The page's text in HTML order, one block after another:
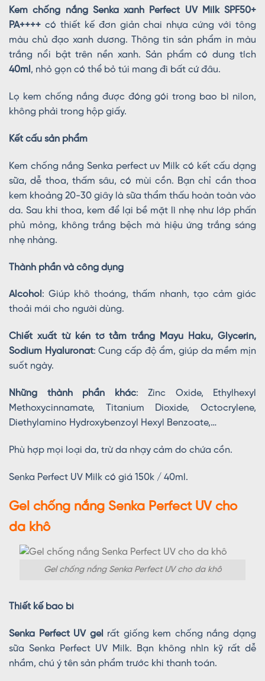
Kem chống nắng Senka xanh Perfect UV Milk SPF50+
PA++++ có thiết kế đơn giản chai nhựa cứng với tông
màu chủ đạo xanh dương. Thông tin sản phẩm in màu
trắng nổi bật trên nền xanh. Sản phẩm có dung tích
40ml , nhỏ gọn có thể bỏ túi mang đi bất cứ đâu.
Lọ kem chống nắng được đóng gói trong bao bì nilon,
không phải trong hộp giấy.
Kết cấu sản phẩm
Kem chống nắng Senka perfect uv Milk có kết cấu dạng
sữa, dễ thoa, thấm sâu, có mùi cồn. Bạn chỉ cần thoa
kem khoảng 20-30 giây là sữa thẩm thấu hoàn toàn vào
da. Sau khi thoa, kem để lại bề mặt lì nhẹ như lớp phấn
phủ mỏng, không trắng bệch mà hiệu ứng trắng sáng
nhẹ nhàng.
Thành phần và công dụng
Alcohol : Giúp khô thoáng, thấm nhanh, tạo cảm giác
thoải mái cho người dùng.
Chiết xuất từ kén tơ tằm trắng Mayu Haku, Glycerin,
Sodium Hyaluronat: Cung cấp độ ẩm, giúp da mềm mịn
suốt ngày.
Những thành phần khác: Zinc Oxide, Ethylhexyl
Methoxycinnamate, Titanium Dioxide, Octocrylene,
Diethylamino Hydroxybenzoyl Hexyl Benzoate,…
Phù hợp mọi loại da, trừ da nhạy cảm do chứa cồn.
Senka Perfect UV Milk có giá 150k / 40ml.
Gel chống nắng Senka Perfect UV cho
da khô
Gel chống nắng Senka Perfect UV cho da khô
Thiết kế bao bì
Senka Perfect UV gel rất giống kem chống nắng dạng
sữa Senka Perfect UV Milk. Bạn không nhìn kỹ rất dễ
nhầm, chú ý tên sản phẩm trước khi thanh toán.